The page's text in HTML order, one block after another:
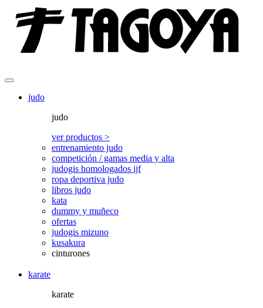
judo
judo
ver productos >
entrenamiento judo
competición / gamas media y alta
judogis homologados ijf
ropa deportiva judo
libros judo
kata
dummy y muñeco
ofertas
judogis mizuno
kusakura
cinturones
karate
karate